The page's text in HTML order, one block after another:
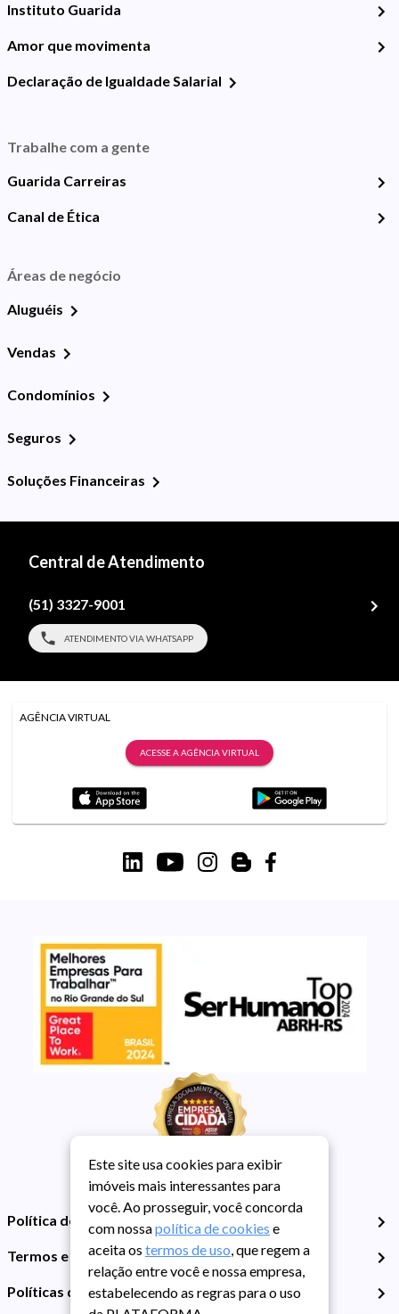
Instituto Guarida
Amor que movimenta
Declaração de Igualdade Salarial
Trabalhe com a gente
Guarida Carreiras
Canal de Ética
Áreas de negócio
Aluguéis
Vendas
Condomínios
Seguros
Soluções Financeiras
Central de Atendimento
(51) 3327-9001
ATENDIMENTO VIA WHATSAPP
AGÊNCIA VIRTUAL
ACESSE A AGÊNCIA VIRTUAL
Política de Privacidade
Termos e Condições de Uso
Políticas de Cookies
Este site usa cookies para exibir
imóveis mais interessantes para
você. Ao prosseguir, você concorda
com nossapolítica de cookies e
aceita os termos de uso, que regem a
relação entre você e nossa empresa,
estabelecendo as regras para o uso